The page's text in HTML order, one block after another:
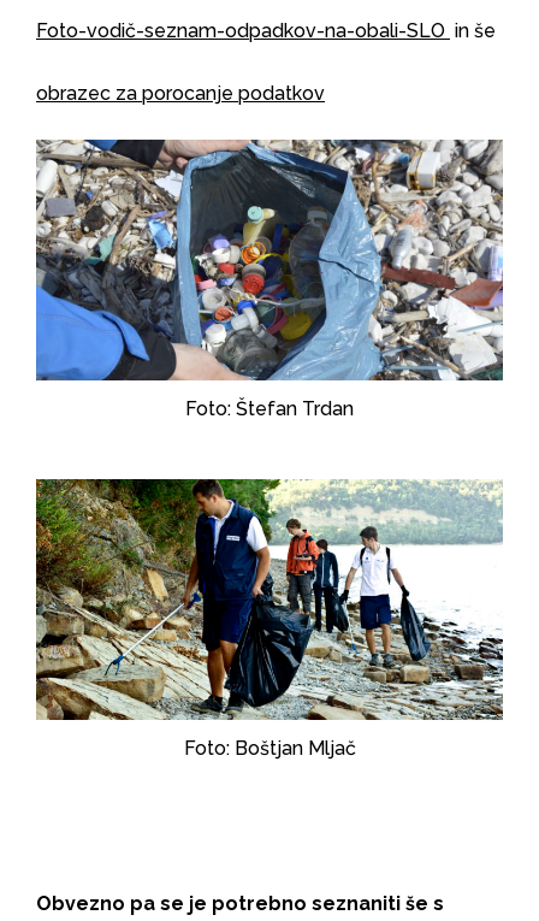
Foto-vodič-seznam-odpadkov-na-obali-SLO in še
obrazec za porocanje podatkov
Foto: Štefan Trdan
Foto: Boštjan Mljač
Obvezno pa se je potrebno seznaniti še s